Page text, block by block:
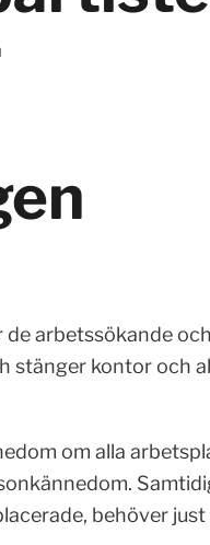
de arbetssökande
stänger kontor och
om alla
behöver just